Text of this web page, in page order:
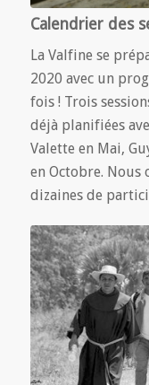
Calendrier des
La Valfine se
2020 avec un
fois ! Trois
déjà planifiées
Valette en Mai,
en Octobre. Nous
dizaines de